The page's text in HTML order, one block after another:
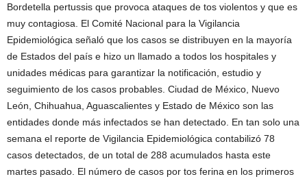
Bordetella pertussis que provoca ataques de tos violentos y que es
muy contagiosa. El Comité Nacional para la Vigilancia
Epidemiológica señaló que los casos se distribuyen en la mayoría
de Estados del país e hizo un llamado a todos los hospitales y
unidades médicas para garantizar la notificación, estudio y
seguimiento de los casos probables. Ciudad de México, Nuevo
León, Chihuahua, Aguascalientes y Estado de México son las
entidades donde más infectados se han detectado. En tan solo una
semana el reporte de Vigilancia Epidemiológica contabilizó 78
casos detectados, de un total de 288 acumulados hasta este
martes pasado. El número de casos por tos ferina en los primeros